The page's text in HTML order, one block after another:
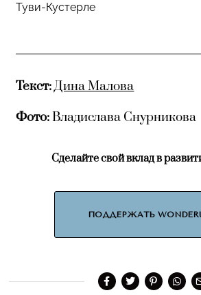
Туви-Кустерле
Текст:Дина Малова
Фото:Владислава Снурникова
Сделайте свой вклад в
ПОДДЕРЖАТЬ